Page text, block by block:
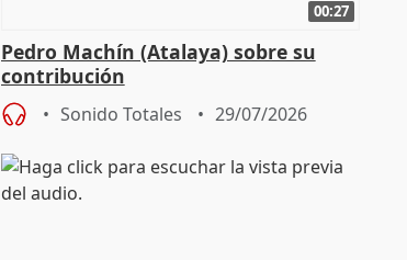
00:27
Pedro Machín (Atalaya) sobre su
contribución
Sonido Totales 29/07/2026